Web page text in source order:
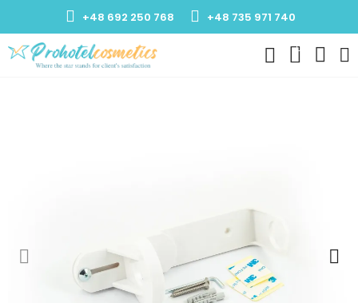
+48 692 250 768 +48 735 971 740
0